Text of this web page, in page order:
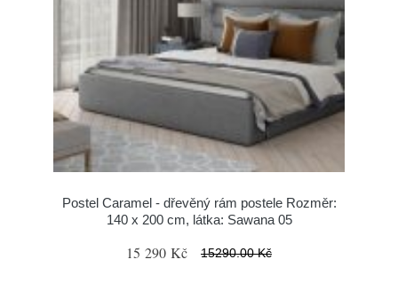
Postel Caramel - dřevěný rám postele Rozměr:
140 x 200 cm, látka: Sawana 05
15 290 Kč 15290.00 Kč